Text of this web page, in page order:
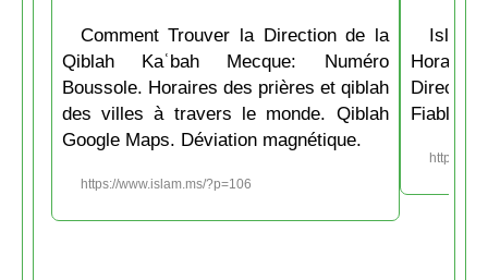
Comment Trouver la Direction de la
Qiblah Kaʿbah Mecque: Numéro
Boussole. Horaires des prières et qiblah
des villes à travers le monde. Qiblah
Google Maps. Déviation magnétique.
https://www.islam.ms/?p=106
Fiable et
https://